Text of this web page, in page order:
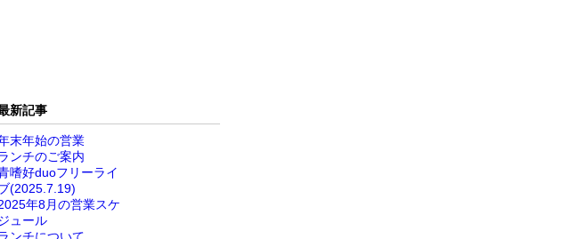
新記事
末年始の営業
ンチのご案内
嗜好duoフリーライ
(2025.7.19)
年8月の営業スケ
ュール